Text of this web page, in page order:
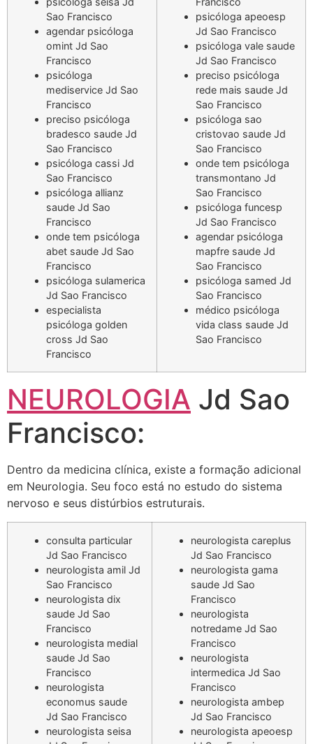
Sao Francisco
agendar psicóloga
omint Jd Sao
Francisco
psicóloga
mediservice Jd Sao
Francisco
preciso psicóloga
bradesco saude Jd
Sao Francisco
psicóloga cassi Jd
Sao Francisco
psicóloga allianz
saude Jd Sao
Francisco
onde tem psicóloga
abet saude Jd Sao
Francisco
psicóloga sulamerica
Jd Sao Francisco
especialista
psicóloga golden
cross Jd Sao
Francisco
psicóloga apeoesp
Jd Sao Francisco
psicóloga vale saude
Jd Sao Francisco
preciso psicóloga
rede mais saude Jd
Sao Francisco
psicóloga sao
cristovao saude Jd
Sao Francisco
onde tem psicóloga
transmontano Jd
Sao Francisco
psicóloga funcesp
Jd Sao Francisco
agendar psicóloga
mapfre saude Jd
Sao Francisco
psicóloga samed Jd
Sao Francisco
médico psicóloga
vida class saude Jd
Sao Francisco
NEUROLOGIA Jd Sao
Francisco:
Dentro da medicina clínica, existe a formação adicional
em Neurologia. Seu foco está no estudo do sistema
nervoso e seus distúrbios estruturais.
consulta particular
Jd Sao Francisco
neurologista amil Jd
Sao Francisco
neurologista dix
saude Jd Sao
Francisco
neurologista medial
saude Jd Sao
Francisco
neurologista
economus saude
Jd Sao Francisco
neurologista seisa
neurologista careplus
Jd Sao Francisco
neurologista gama
saude Jd Sao
Francisco
neurologista
notredame Jd Sao
Francisco
neurologista
intermedica Jd Sao
Francisco
neurologista ambep
Jd Sao Francisco
neurologista apeoesp